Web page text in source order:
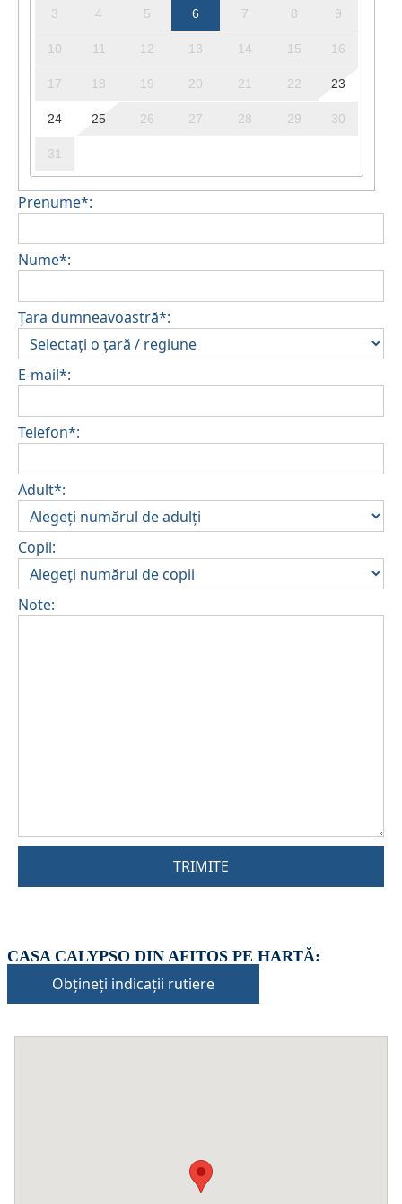
3 4 5 6 7 8 9
10 11 12 13 14 15 16
17 18 19 20 21 22 23
24 25 26 27 28 29 30
31
Prenume*:
Nume*:
Țara dumneavoastră*:
E-mail*:
Telefon*:
Adult*:
Copil:
Note:
TRIMITE
CASA CALYPSO DIN AFITOS PE HARTĂ:
Obțineți indicații rutiere